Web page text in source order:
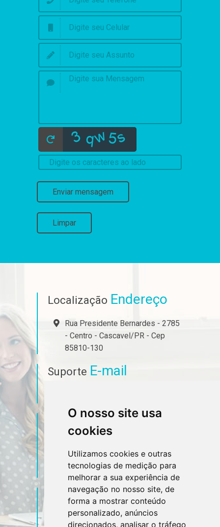
O nosso site usa
cookies
Utilizamos cookies e outras
tecnologias de medição para
melhorar a sua experiência de
navegação no nosso site, de
forma a mostrar conteúdo
personalizado, anúncios
direcionados, analisar o tráfego
Enviar mensagem
Limpar
Localização Endereço
Rua Presidente Bernardes - 2785
- Centro - Cascavel/PR - Cep
85810-130
Suporte E-mail
ContatoTelefone
(45) 99927-3501
RedesSociais